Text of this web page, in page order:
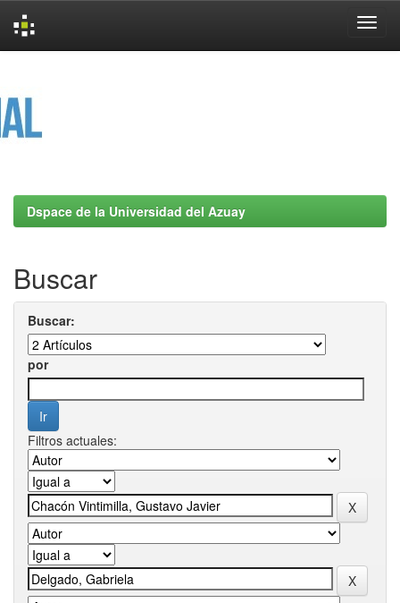
Dspace de la Universidad del Azuay
Buscar
Buscar:
por
Filtros actuales: